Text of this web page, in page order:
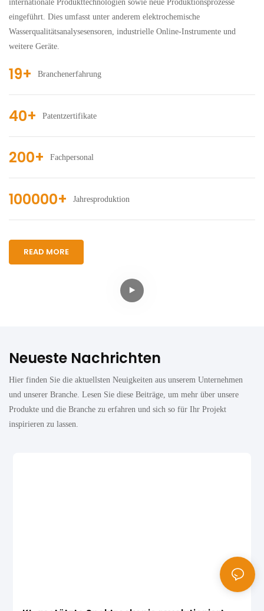
eingeführt. Dies umfasst unter anderem elektrochemische
Wasserqualitätsanalysesensoren, industrielle Online-Instrumente und
weitere Geräte.
19+ Branchenerfahrung
40+ Patentzertifikate
200+ Fachpersonal
100000+ Jahresproduktion
READ MORE
Neueste Nachrichten
Hier finden Sie die aktuellsten Neuigkeiten aus unserem Unternehmen
und unserer Branche. Lesen Sie diese Beiträge, um mehr über unsere
Produkte und die Branche zu erfahren und sich so für Ihr Projekt
inspirieren zu lassen.